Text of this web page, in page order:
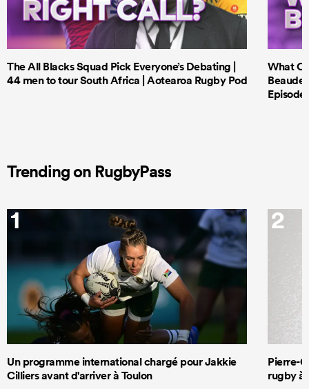
The All Blacks Squad Pick Everyone’s Debating |
44 men to tour South Africa | Aotearoa Rugby Pod
What
Episode
Trending on RugbyPass
1
Un programme international chargé pour Jakkie
Cilliers avant d'arriver à Toulon
2
Pierre-
rugby à